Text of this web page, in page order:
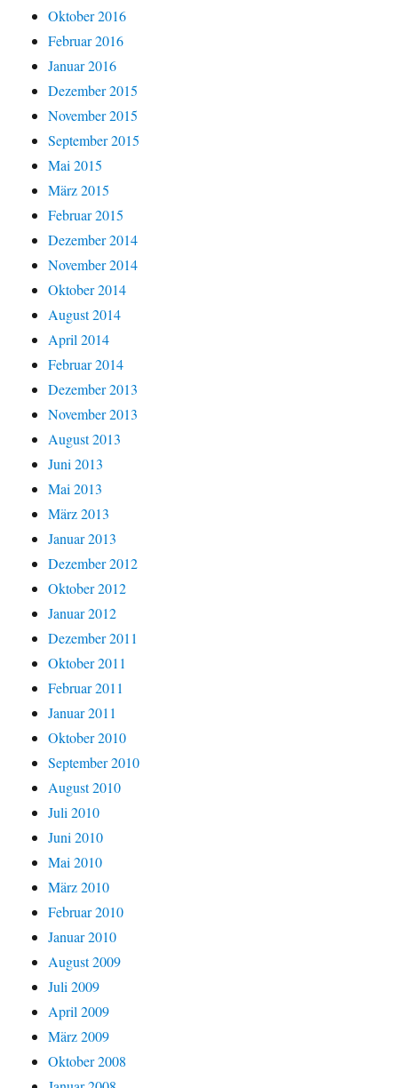
Oktober 2016
Februar 2016
Januar 2016
Dezember 2015
November 2015
September 2015
Mai 2015
März 2015
Februar 2015
Dezember 2014
November 2014
Oktober 2014
August 2014
April 2014
Februar 2014
Dezember 2013
November 2013
August 2013
Juni 2013
Mai 2013
März 2013
Januar 2013
Dezember 2012
Oktober 2012
Januar 2012
Dezember 2011
Oktober 2011
Februar 2011
Januar 2011
Oktober 2010
September 2010
August 2010
Juli 2010
Juni 2010
Mai 2010
März 2010
Februar 2010
Januar 2010
August 2009
Juli 2009
April 2009
März 2009
Oktober 2008